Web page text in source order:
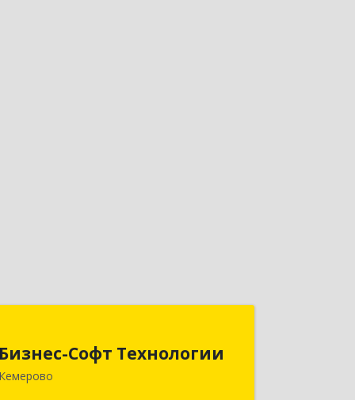
Бизнес-Софт Технологии
Кемерово
650992, Кемеровская область -
Кузбасс обл, Кемерово г, Советский